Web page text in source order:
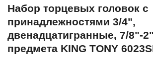
Набор торцевых головок с
принадлежностями 3/4",
двенадцатигранные, 7/8"-
предмета KING TONY